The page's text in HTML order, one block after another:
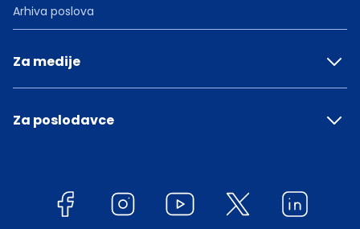
Arhiva poslova
Za medije
Za poslodavce